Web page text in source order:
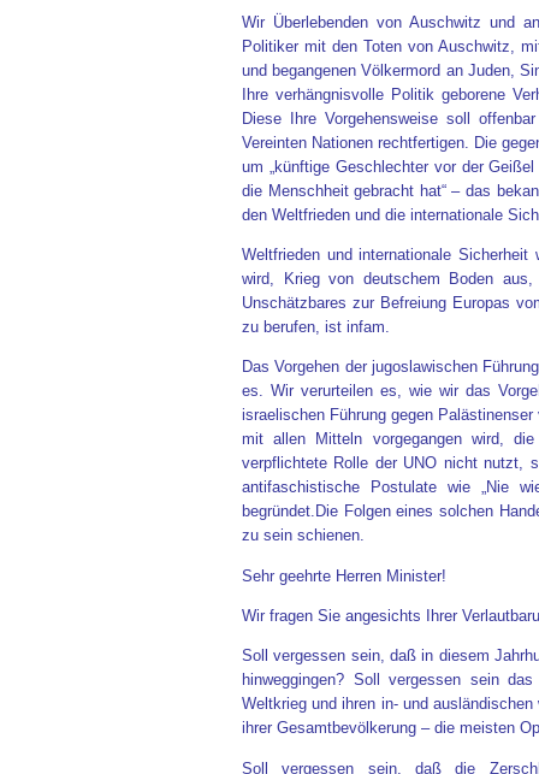
Wir Überlebenden von Auschwitz und
Politiker mit den Toten von Auschwitz,
und begangenen Völkermord an Juden,
Ihre verhängnisvolle Politik geborene
Diese Ihre Vorgehensweise soll
Vereinten Nationen rechtfertigen. Die
um „künftige Geschlechter vor der
die Menschheit gebracht hat“ – das
den Weltfrieden und die internationale
Weltfrieden und internationale
wird, Krieg von deutschem Boden
Unschätzbares zur Befreiung Europas
zu berufen, ist infam.
Das Vorgehen der jugoslawischen
es. Wir verurteilen es, wie wir das
israelischen Führung gegen
mit allen Mitteln vorgegangen wird,
verpflichtete Rolle der UNO nicht nutzt,
antifaschistische Postulate wie „Nie
begründet.Die Folgen eines solchen
zu sein schienen.
Sehr geehrte Herren Minister!
Wir fragen Sie angesichts Ihrer
Soll vergessen sein, daß in diesem
hinweggingen? Soll vergessen sein
Weltkrieg und ihren in- und
ihrer Gesamtbevölkerung – die meisten
Soll vergessen sein, daß die